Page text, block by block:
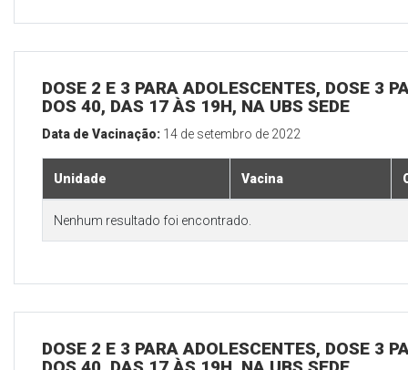
DOSE 2 E 3 PARA ADOLESCENTES, DOSE 3
DOS 40, DAS 17 ÀS 19H, NA UBS SEDE
Data de Vacinação: 14 de setembro de 2022
Unidade Vacina
Nenhum resultado foi encontrado.
DOSE 2 E 3 PARA ADOLESCENTES, DOSE 3